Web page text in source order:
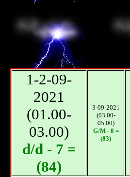
1-2-09-
2021
(01.00-
03.00)
d/d - 7 =
(84)
3-09-2021
(03.00-
05.00)
G/M - 8 =
(83)